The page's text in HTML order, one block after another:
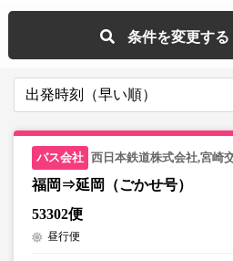
条件を変更する
西日本鉄道株式会社,宮崎
福岡⇒延岡（ごかせ号）
53302便
昼行便